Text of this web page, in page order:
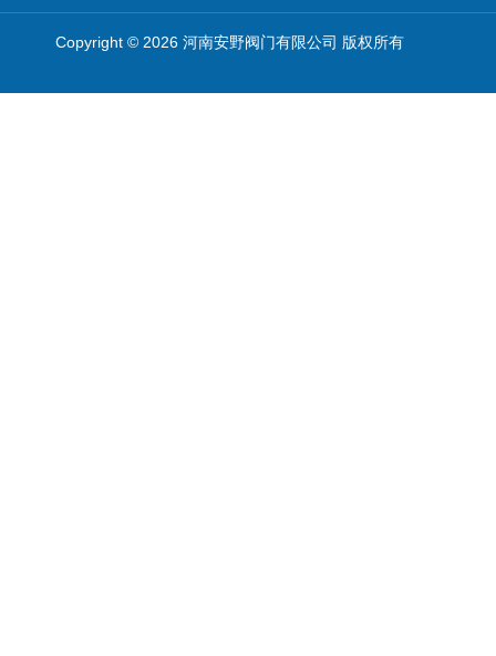
Copyright © 2026 河南安野阀门有限公司 版权所有